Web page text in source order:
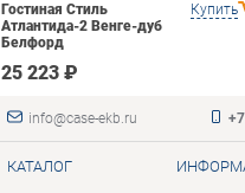
Купить
Гостиная Стиль
Атлантида-2 Венге-дуб
Белфорд
25 223 ₽
info@case-ekb.ru
КАТАЛОГ